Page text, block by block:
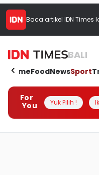
Baca artikel IDN Times
BALI
HomeFoodNewsSport
For
You
Yuk Pilih !